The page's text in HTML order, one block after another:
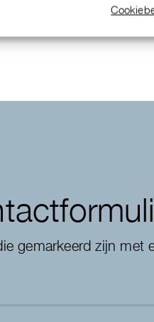
gemarkeerd zijn met